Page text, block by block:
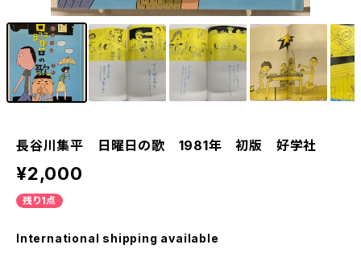
長谷川集平 日曜日の歌 1981年 初版 好学社
¥2,000
残り1点
International shipping available